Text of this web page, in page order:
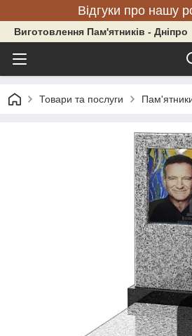
Відгуки про нашу
Виготовлення Пам'ятників - Дніпро
Товари та послуги